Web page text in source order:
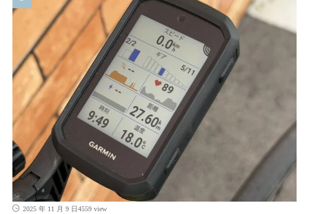
2025 年 11 月 9 日4559 view